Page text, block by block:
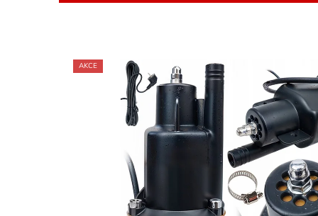
AKCE